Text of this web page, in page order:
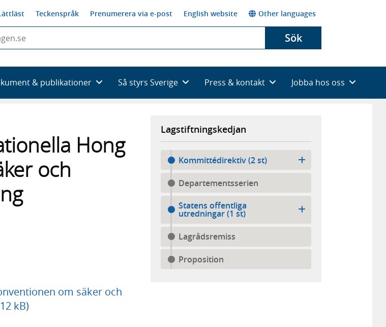
Teckenspråk Prenumerera via e-post English website Other languages
Sök
& publikationer Så styrs Sverige Press & kontakt Jobba hos oss
Hong
och
om säker och
kB)
Lagstiftningskedjan
Kommittédirektiv (2 st)
Departementsserien
Statens offentliga
utredningar (1 st)
Lagrådsremiss
Proposition